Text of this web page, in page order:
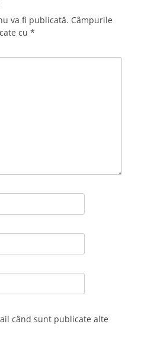
va fi publicată. Câmpurile
cu *
când sunt publicate alte